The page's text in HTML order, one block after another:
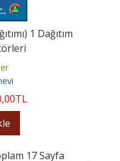
1 Dağıtım
,00TL
17 Sayfa